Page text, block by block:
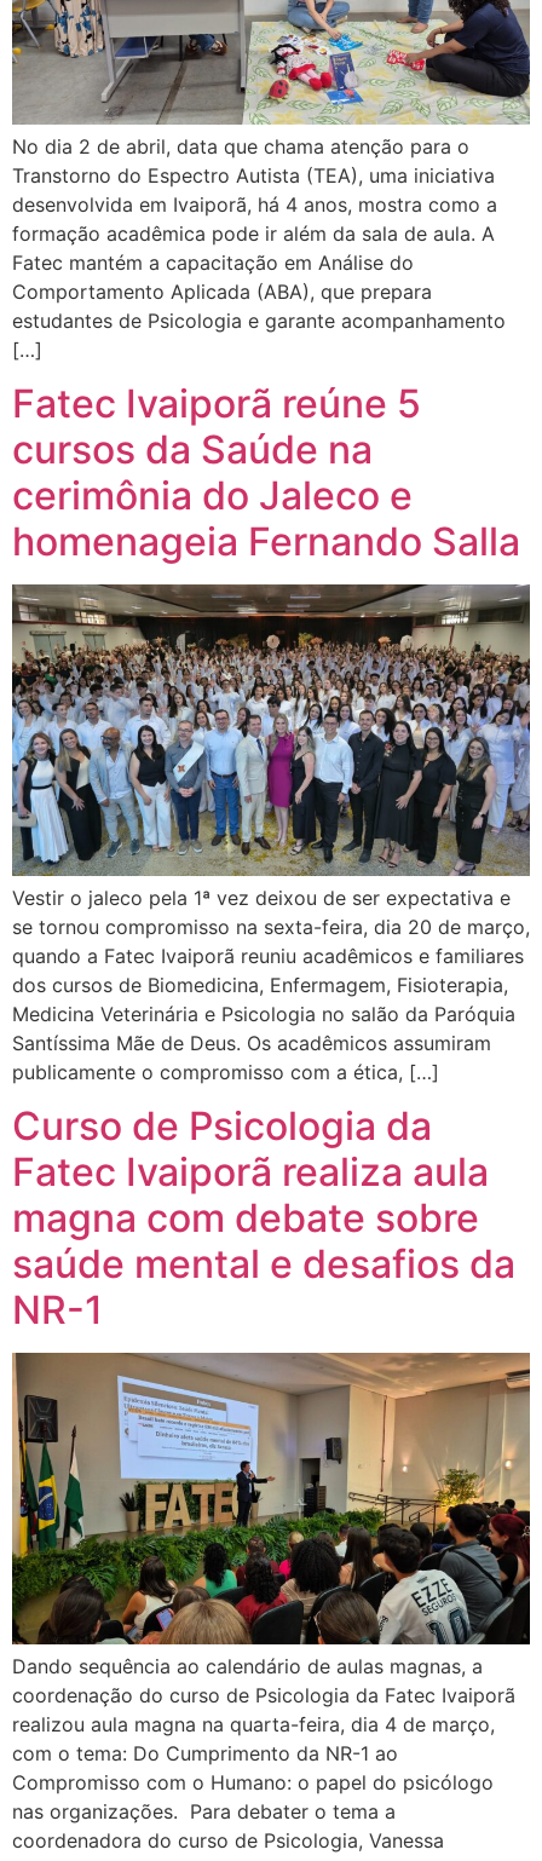
No dia 2 de abril, data que chama atenção para o
Transtorno do Espectro Autista (TEA), uma iniciativa
desenvolvida em Ivaiporã, há 4 anos, mostra como a
formação acadêmica pode ir além da sala de aula. A
Fatec mantém a capacitação em Análise do
Comportamento Aplicada (ABA), que prepara
estudantes de Psicologia e garante acompanhamento
[…]
Fatec Ivaiporã reúne 5
cursos da Saúde na
cerimônia do Jaleco e
homenageia Fernando Salla
Vestir o jaleco pela 1ª vez deixou de ser expectativa e
se tornou compromisso na sexta-feira, dia 20 de março,
quando a Fatec Ivaiporã reuniu acadêmicos e familiares
dos cursos de Biomedicina, Enfermagem, Fisioterapia,
Medicina Veterinária e Psicologia no salão da Paróquia
Santíssima Mãe de Deus. Os acadêmicos assumiram
publicamente o compromisso com a ética, […]
Curso de Psicologia da
Fatec Ivaiporã realiza aula
magna com debate sobre
saúde mental e desafios da
NR-1
Dando sequência ao calendário de aulas magnas, a
coordenação do curso de Psicologia da Fatec Ivaiporã
realizou aula magna na quarta-feira, dia 4 de março,
com o tema: Do Cumprimento da NR-1 ao
Compromisso com o Humano: o papel do psicólogo
nas organizações. Para debater o tema a
coordenadora do curso de Psicologia, Vanessa